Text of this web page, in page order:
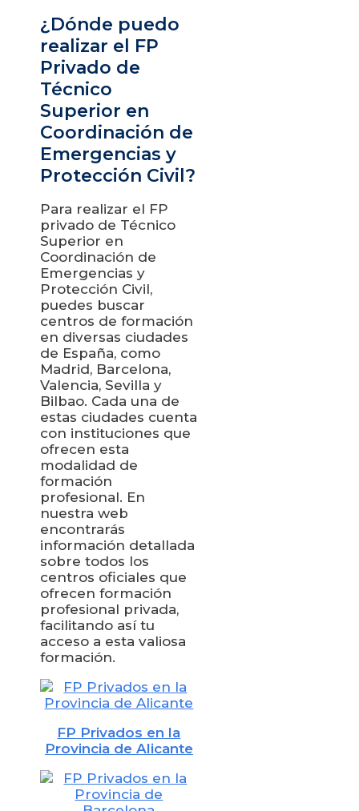
¿Dónde puedo
realizar el FP
Privado de
Técnico
Superior en
Coordinación de
Emergencias y
Protección Civil?
Para realizar el FP
privado de Técnico
Superior en
Coordinación de
Emergencias y
Protección Civil,
puedes buscar
centros de formación
en diversas ciudades
de España, como
Madrid, Barcelona,
Valencia, Sevilla y
Bilbao. Cada una de
estas ciudades cuenta
con instituciones que
ofrecen esta
modalidad de
formación
profesional. En
nuestra web
encontrarás
información detallada
sobre todos los
centros oficiales que
ofrecen formación
profesional privada,
facilitando así tu
acceso a esta valiosa
formación.
FP Privados en la
Provincia de Alicante